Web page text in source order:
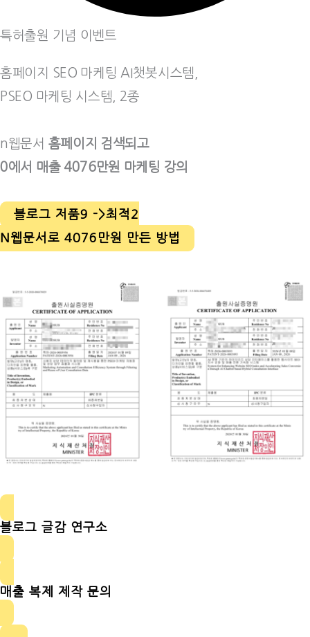
특허출원 기념 이벤트
홈페이지 SEO 마케팅 AI챗봇시스템,
PSEO 마케팅 시스템, 2종
n웹문서 홈페이지 검색되고
0에서 매출 4076만원 마케팅 강의
블로그 저품9 ->최적2
N웹문서로 4076만원 만든 방법
블로그 글감 연구소
매출 복제 제작 문의